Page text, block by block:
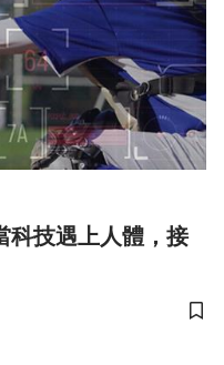
科技遇上人體，接
儲